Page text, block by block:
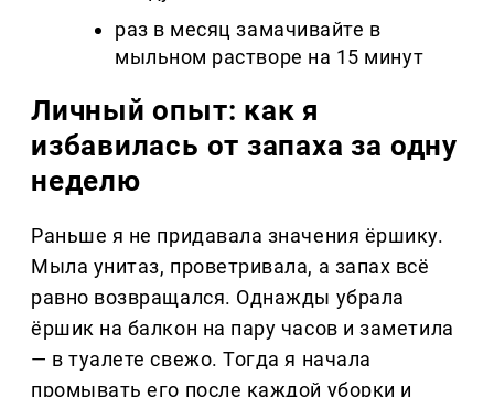
раз в месяц замачивайте в
мыльном растворе на 15 минут
Личный опыт: как я
избавилась от запаха за одну
неделю
Раньше я не придавала значения ёршику.
Мыла унитаз, проветривала, а запах всё
равно возвращался. Однажды убрала
ёршик на балкон на пару часов и заметила
— в туалете свежо. Тогда я начала
промывать его после каждой уборки и